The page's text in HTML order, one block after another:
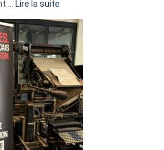
Lire la suite
Eurovision
2026
:
Pays-
Bas,
Espagne,
Irlande
et
Slovénie